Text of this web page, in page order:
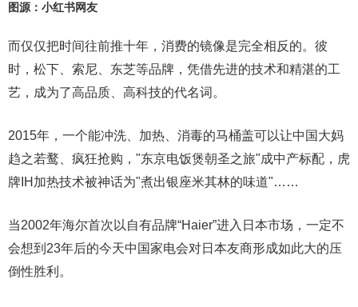
图源：小红书网友
而仅仅把时间往前推十年，消费的镜像是完全相反的。彼
时，松下、索尼、东芝等品牌，凭借先进的技术和精湛的工
艺，成为了高品质、高科技的代名词。
2015年，一个能冲洗、加热、消毒的马桶盖可以让中国大妈
趋之若鹜、疯狂抢购，"东京电饭煲朝圣之旅"成中产标配，虎
牌IH加热技术被神话为"煮出银座米其林的味道"……
当2002年海尔首次以自有品牌“Haier”进入日本市场，一定不
会想到23年后的今天中国家电会对日本友商形成如此大的压
倒性胜利。